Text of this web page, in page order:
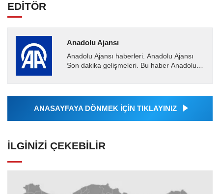
EDİTÖR
Anadolu Ajansı
Anadolu Ajansı haberleri. Anadolu Ajansı
Son dakika gelişmeleri. Bu haber Anadolu
Ajansı tarafından...
ANASAYFAYA DÖNMEK İÇİN TIKLAYINIZ
İLGINIZI ÇEKEBILIR